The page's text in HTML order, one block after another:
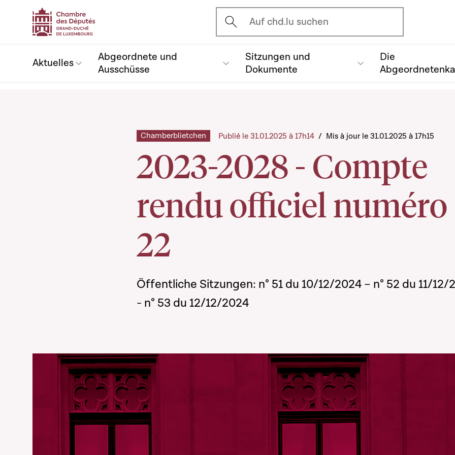
Ouvrir l'écran de recherche
Auf chd.lu suchen
Aktuelles
Abgeordnete und
Ausschüsse
Sitzungen und
Dokumente
Die
2023-2028 - Compte
rendu officiel numéro
22
Chamberblietchen Publié le 31.01.2025 à 17h14 / Mis à jour le 31.01.2025 à 17h15
Öffentliche Sitzungen: n° 51 du 10/12/2024 – n° 52 du 11/12/
- n° 53 du 12/12/2024